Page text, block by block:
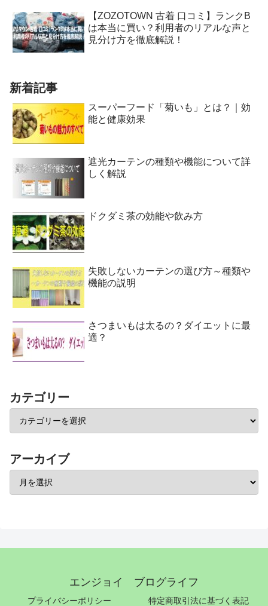
【ZOZOTOWN 古着 口コミ】ランクB
は本当に買い？利用者のリアルな声と
見分け方を徹底解説！
新着記事
スーパーフード「菊いも」とは？｜効
能と健康効果
遮光カーテンの種類や機能について詳
しく解説
ドクダミ茶の効能や飲み方
失敗しないカーテンの選び方～種類や
機能の説明
さつまいもは太るの？ダイエットに最
適？
カテゴリー
アーカイブ
エンジョイ ブログライフ
プライバシーポリシー 特定商取引法に基づく表記